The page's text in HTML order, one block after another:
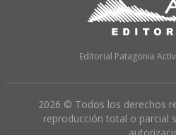
Editorial Patagonia
2026 © Todos los derechos
reproducción total o parcial